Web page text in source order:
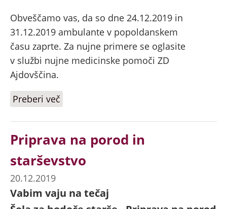
Obveščamo vas, da so dne 24.12.2019 in
31.12.2019 ambulante v popoldanskem
času zaprte. Za nujne primere se oglasite
v službi nujne medicinske pomoči ZD
Ajdovščina.
Preberi več
Priprava na porod in
starševstvo
20.12.2019
Vabim vaju na tečaj